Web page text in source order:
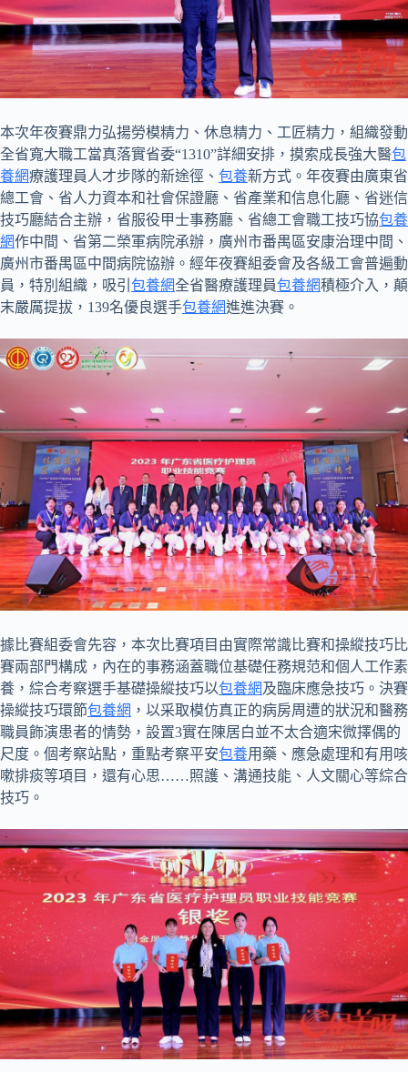
本次年夜賽鼎力弘揚勞模精力、休息精力、工匠精力，組織發動
全省寬大職工當真落實省委“1310”詳細安排，摸索成長強大醫包
養網療護理員人才步隊的新途徑、 包養新方式。年夜賽由廣東省
總工會、省人力資本和社會保證廳、省產業和信息化廳、省迷信
技巧廳結合主辦，省服役甲士事務廳、省總工會職工技巧協包養
網作中間、省第二榮軍病院承辦，廣州市番禺區安康治理中間、
廣州市番禺區中間病院協辦。經年夜賽組委會及各級工會普遍動
員，特別組織，吸引 包養網全省醫療護理員包養網積極介入，顛
末嚴厲提拔，139名優良選手包養網進進決賽。
據比賽組委會先容，本次比賽項目由實際常識比賽和操縱技巧比
賽兩部門構成，內在的事務涵蓋職位基礎任務規范和個人工作素
養，綜合考察選手基礎操縱技巧以包養網 及臨床應急技巧。決賽
操縱技巧環節包養網 ，以采取模仿真正的病房周遭的狀況和醫務
職員飾演患者的情勢，設置3實在陳居白並不太合適宋微擇偶的
尺度。個考察站點，重點考察平安包養用藥、應急處理和有用咳
嗽排痰等項目，還有心思……照護、溝通技能、人文關心等綜合
技巧。